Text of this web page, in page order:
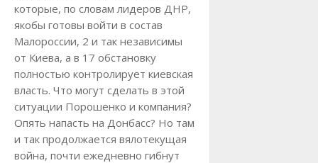
которые, по словам лидеров ДНР,
якобы готовы войти в состав
Малороссии, 2 и так независимы
от Киева, а в 17 обстановку
полностью контролирует киевская
власть. Что могут сделать в этой
ситуации Порошенко и компания?
Опять напасть на Донбасс? Но там
и так продолжается вялотекущая
война, почти ежедневно гибнут